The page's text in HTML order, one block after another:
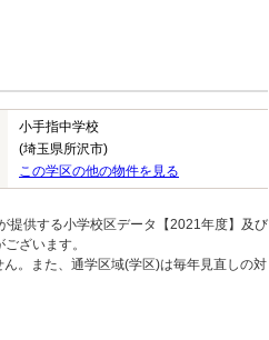
小手指中学校
(埼玉県所沢市)
この学区の他の物件を見る
提供する小学校区データ【2021年度】及び
ざいます。
。また、通学区域(学区)は毎年見直しの対